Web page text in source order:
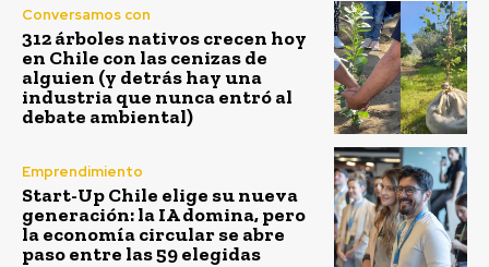
Conversamos con
312 árboles nativos crecen hoy
en Chile con las cenizas de
alguien (y detrás hay una
industria que nunca entró al
debate ambiental)
Emprendimiento
Start-Up Chile elige su nueva
generación: la IA domina, pero
la economía circular se abre
paso entre las 59 elegidas